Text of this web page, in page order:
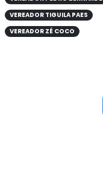
VEREADOR TIGUILA PAES
VEREADOR ZÉ COCO